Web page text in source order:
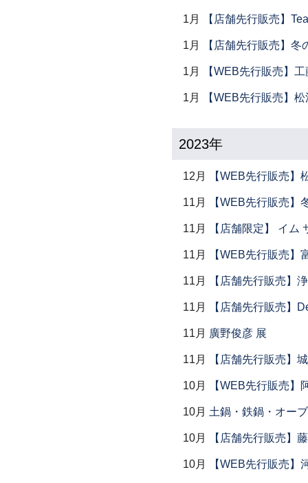
1月 【店舗先行販売】
1月 【店舗先行販売】冬
1月 【WEB先行販売】
1月 【WEB先行販売】
2023年
12月 【WEB先行販売】
11月 【WEB先行販売】
11月 【店舗限定】 イ
11月 【WEB先行販売】
11月 【店舗先行販売】
11月 【店舗先行販売】
11月 廣野俊彦 展
11月 【店舗先行販売】
10月 【WEB先行販売】
10月 土鍋・鉄鍋・オー
10月 【店舗先行販売】
10月 【WEB先行販売】